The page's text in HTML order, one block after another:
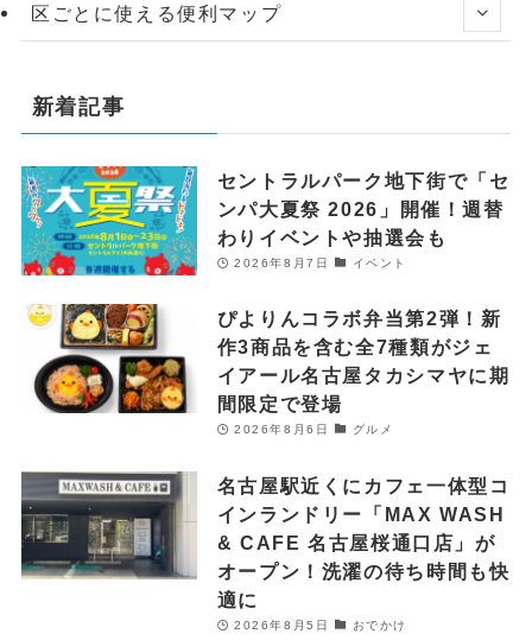
区ごとに使える便利マップ
新着記事
セントラルパーク地下街で「セ
ンパ大夏祭 2026」開催！週替
わりイベントや抽選会も
2026年8月7日 イベント
ぴよりんコラボ弁当第2弾！新
作3商品を含む全7種類がジェ
イアール名古屋タカシマヤに期
間限定で登場
2026年8月6日 グルメ
名古屋駅近くにカフェ一体型コ
インランドリー「MAX WASH
& CAFE 名古屋桜通口店」が
オープン！洗濯の待ち時間も快
適に
2026年8月5日 おでかけ